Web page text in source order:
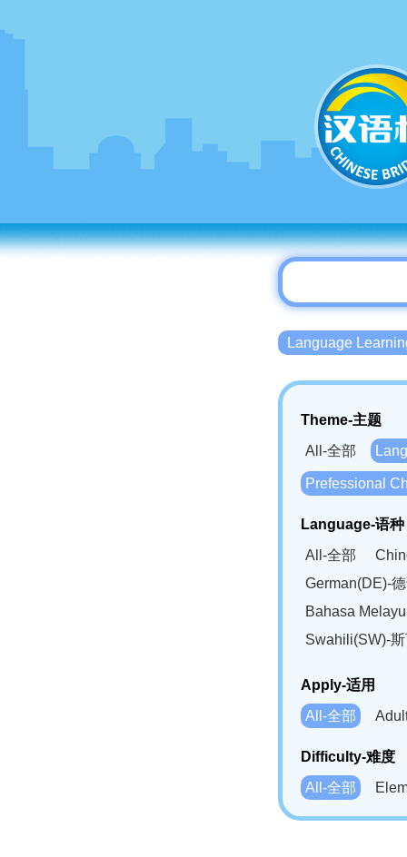
Language
Theme-主题
All-全部
Prefessional
Language-语种
All-全部
German(DE)-
Bahasa
Swahili(SW)-
Apply-适用
All-全部
Difficulty-难度
All-全部